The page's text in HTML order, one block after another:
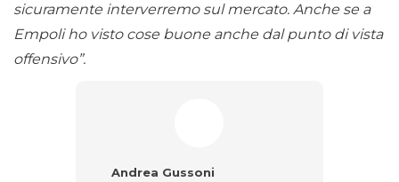
sicuramente interverremo sul mercato. Anche se a
Empoli ho visto cose buone anche dal punto di vista
offensivo”.
Andrea Gussoni